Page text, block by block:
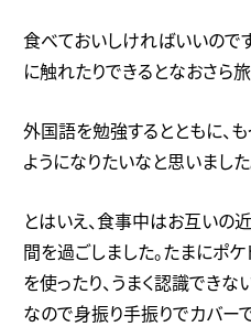
食べておいしければいいので
に触れたりできるとなおさら
外国語を勉強するとともに、
ようになりたいなと思いました
とはいえ、食事中はお互いの
間を過ごしました。たまにポ
を使ったり、うまく認識でき
なので身振り手振りでカバー